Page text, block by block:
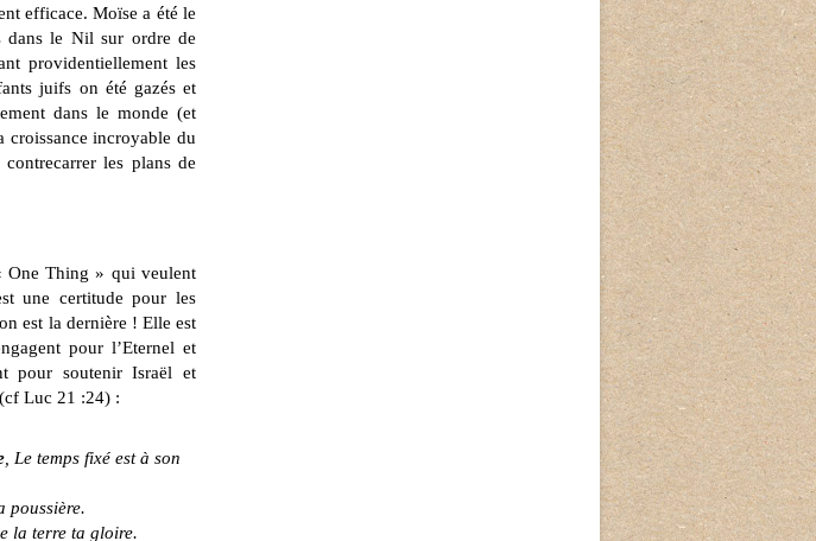
efficace. Moïse a été le
dans le Nil sur ordre de
providentiellement les
juifs on été gazés et
dans le monde (et
croissance incroyable du
les plans de
One Thing » qui veulent
une certitude pour les
est la dernière ! Elle est
pour l’Eternel et
pour soutenir Israël et
Luc 21 :24) :
, Le temps fixé est à son
poussière.
la terre ta gloire.